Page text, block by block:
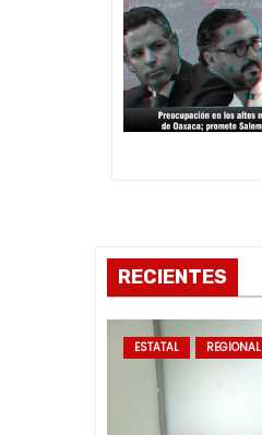
ó
n
d
n
t
r
RECIENTES
ESTATAL REGIONAL